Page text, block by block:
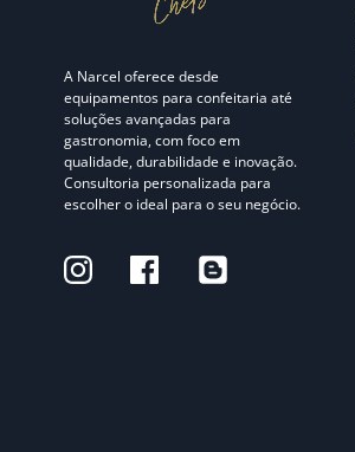
A Narcel oferece desde
equipamentos para confeitaria até
soluções avançadas para
gastronomia, com foco em
qualidade, durabilidade e inovação.
Consultoria personalizada para
escolher o ideal para o seu negócio.